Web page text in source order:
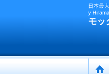
日本最
y
モッ